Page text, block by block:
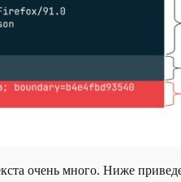
очень много. Ниже